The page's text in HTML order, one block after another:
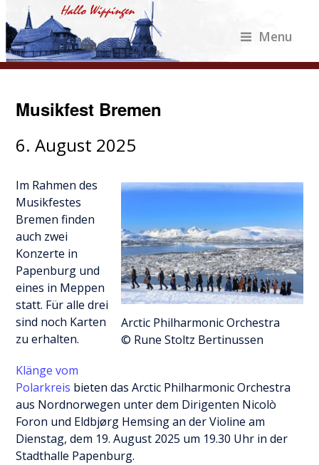
Menu
Musikfest Bremen
6. August 2025
Arctic Philharmonic Orchestra
© Rune Stoltz Bertinussen
Im Rahmen des
Musikfestes
Bremen finden
auch zwei
Konzerte in
Papenburg und
eines in Meppen
statt. Für alle drei
sind noch Karten
zu erhalten.
Klänge vom
Polarkreis bieten das Arctic Philharmonic Orchestra
aus Nordnorwegen unter dem Dirigenten Nicolò
Foron und Eldbjørg Hemsing an der Violine am
Dienstag, dem 19. August 2025 um 19.30 Uhr in der
Stadthalle Papenburg.